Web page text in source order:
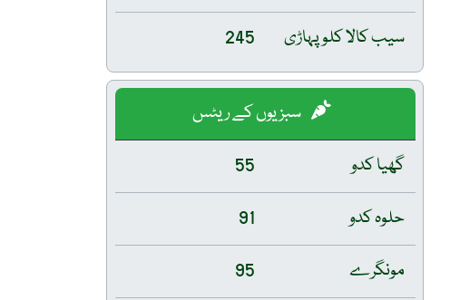
سیب کالا کلو پہاڑی
245
سبزیوں کے ریٹس
گھیا کدو
55
حلوہ کدو
91
مونگرے
95